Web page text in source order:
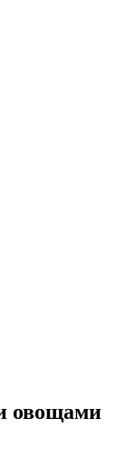
овощами